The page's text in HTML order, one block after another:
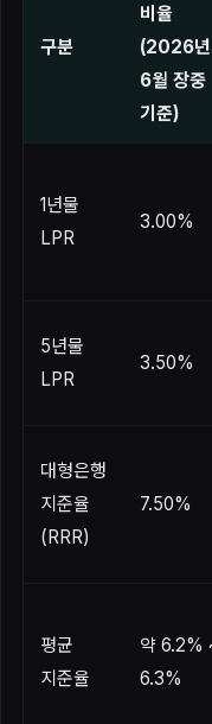
구분
비율
(2026년
6월 장중
기준)
1년물
LPR
3.00%
5년물
LPR
3.50%
대형은행
지준율
(RRR)
7.50%
평균
지준율
약 6.2%
6.3%